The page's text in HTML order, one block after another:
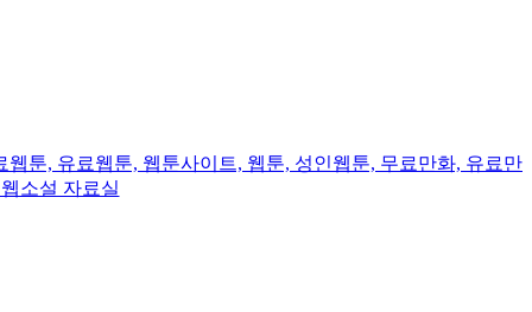
툰, 유료웹툰, 웹툰사이트, 웹툰, 성인웹툰, 무료만화, 유료만
소설 자료실